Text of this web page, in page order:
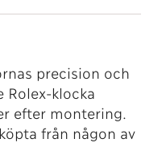
precision och
klocka
efter montering.
från någon av